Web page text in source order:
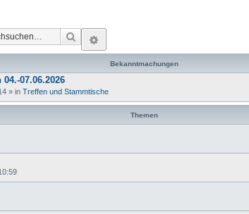
Suche
Bekanntmachungen
07.06.2026
» in Treffen und Stammtische
Themen